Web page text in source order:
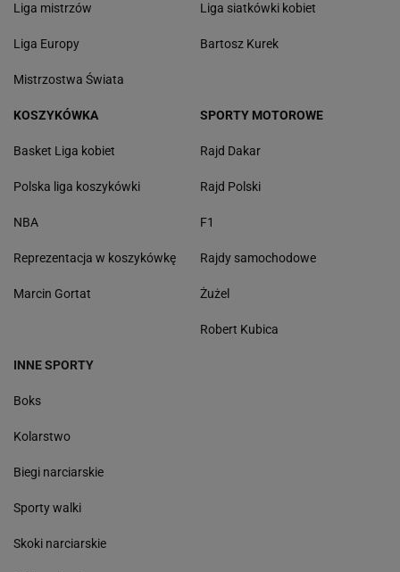
Liga mistrzów
Liga Europy
Mistrzostwa Świata
Liga siatkówki kobiet
Bartosz Kurek
KOSZYKÓWKA
Basket Liga kobiet
Polska liga koszykówki
NBA
Reprezentacja w koszykówkę
Marcin Gortat
SPORTY MOTOROWE
Rajd Dakar
Rajd Polski
F1
Rajdy samochodowe
Żużel
Robert Kubica
INNE SPORTY
Boks
Kolarstwo
Biegi narciarskie
Sporty walki
Skoki narciarskie